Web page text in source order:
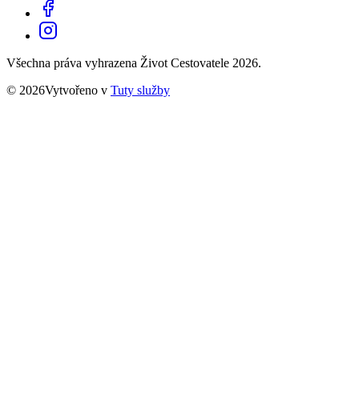
Všechna práva vyhrazena Život Cestovatele 2026.
© 2026Vytvořeno v Tuty služby